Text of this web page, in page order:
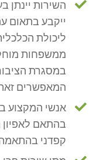
השירות יינתן
ייקבע בתאום
ליכולת
ממשפחות
במסגרת
המאפשרים
אנשי המקצוע
בהתאם לאפיון
קפדני